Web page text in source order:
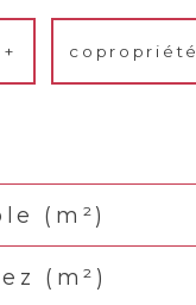
copropriété
(m²)
(m²)